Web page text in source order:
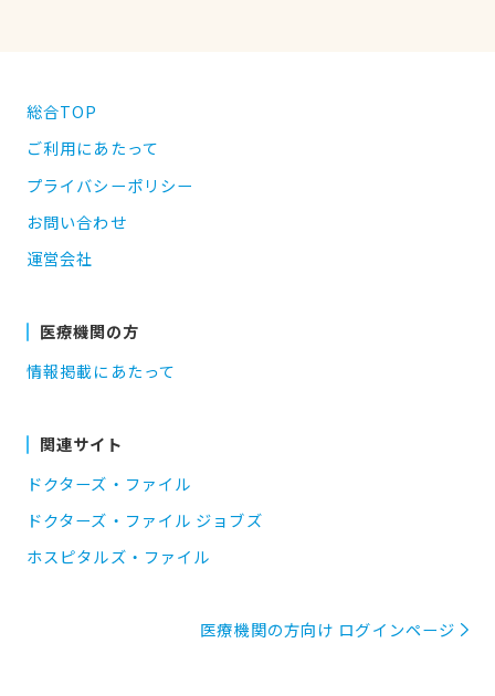
総合TOP
ご利用にあたって
プライバシーポリシー
お問い合わせ
運営会社
医療機関の方
情報掲載にあたって
関連サイト
ドクターズ・ファイル
ドクターズ・ファイル ジョブズ
ホスピタルズ・ファイル
医療機関の方向け ログインページ